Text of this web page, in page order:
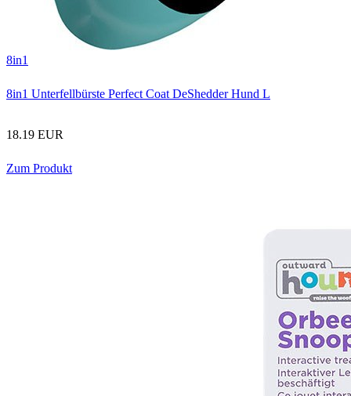
8in1
8in1 Unterfellbürste Perfect Coat DeShedder Hund L
18.19 EUR
Zum Produkt